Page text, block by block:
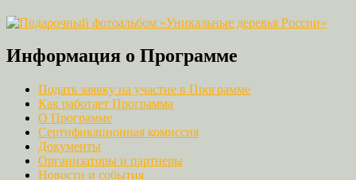
Информация о Программе
Подать заявку на участие в Программе
Как работает Программа
О Программе
Сертификационная комиссия
Документы
Организаторы и партнеры
Новости и события